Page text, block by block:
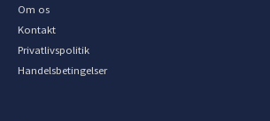
Om os
Kontakt
Privatlivspolitik
Handelsbetingelser